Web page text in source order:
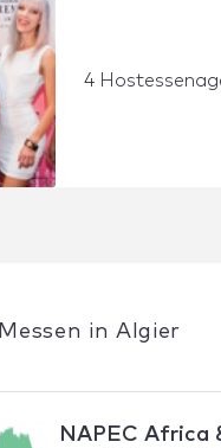
4
in Algier
NAPEC Africa